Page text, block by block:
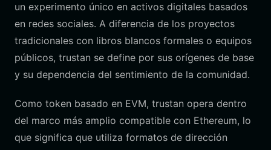
un experimento único en activos digitales basados
en redes sociales. A diferencia de los proyectos
tradicionales con libros blancos formales o equipos
públicos, trustan se define por sus orígenes de base
y su dependencia del sentimiento de la comunidad.
Como token basado en EVM, trustan opera dentro
del marco más amplio compatible con Ethereum, lo
que significa que utiliza formatos de dirección